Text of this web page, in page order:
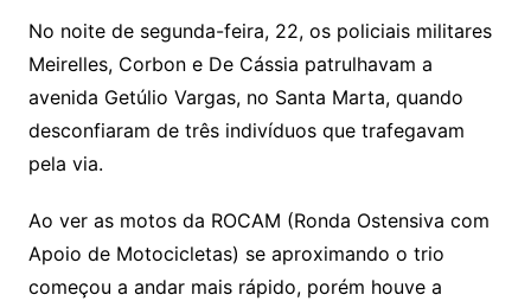
No noite de segunda-feira, 22, os policiais militares
Meirelles, Corbon e De Cássia patrulhavam a
avenida Getúlio Vargas, no Santa Marta, quando
desconfiaram de três indivíduos que trafegavam
pela via.
Ao ver as motos da ROCAM (Ronda Ostensiva com
Apoio de Motocicletas) se aproximando o trio
começou a andar mais rápido, porém houve a